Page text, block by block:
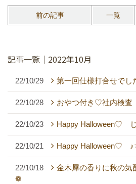
前の記事 一覧
記事一覧｜2022年10月
22/10/29 第一回仕様打合せで
22/10/28 おやつ付き♡社内検
22/10/23 Happy Halloween♡
22/10/21 Happy Halloween♡ ♪
22/10/18
金木犀の香りに秋の
❁